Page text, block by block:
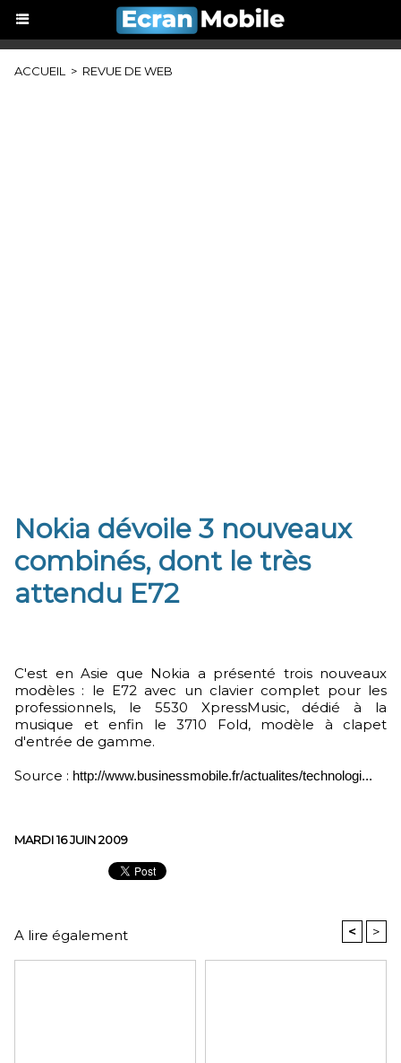
ACCUEIL > REVUE DE WEB
Nokia dévoile 3 nouveaux
combinés, dont le très
attendu E72
C'est en Asie que Nokia a présenté trois nouveaux
modèles : le E72 avec un clavier complet pour les
professionnels, le 5530 XpressMusic, dédié à la
musique et enfin le 3710 Fold, modèle à clapet
d'entrée de gamme.
Source : http://www.businessmobile.fr/actualites/technologi...
MARDI 16 JUIN 2009
A lire également < >